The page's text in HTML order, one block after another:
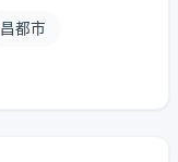
昌都市